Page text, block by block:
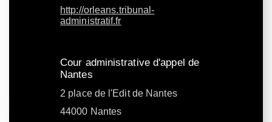
http://orleans.tribunal-
administratif.fr
Cour administrative d'appel de
Nantes
2 place de l'Edit de Nantes
44000 Nantes